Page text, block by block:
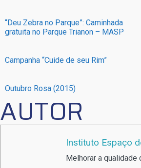
“Deu Zebra no Parque”: Caminhada
gratuita no Parque Trianon – MASP
Campanha “Cuide de seu Rim”
Outubro Rosa (2015)
AUTOR
Instituto Espaço
Melhorar a